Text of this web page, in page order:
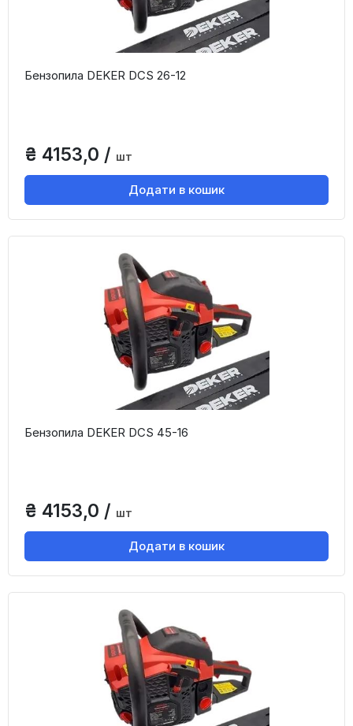
Бензопила DEKER DCS 26-12
₴ 4153,0 / шт
Додати в кошик
Бензопила DEKER DCS 45-16
₴ 4153,0 / шт
Додати в кошик